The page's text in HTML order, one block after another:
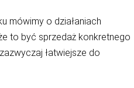
mówimy o działaniach
to być sprzedaż konkretnego
łatwiejsze do